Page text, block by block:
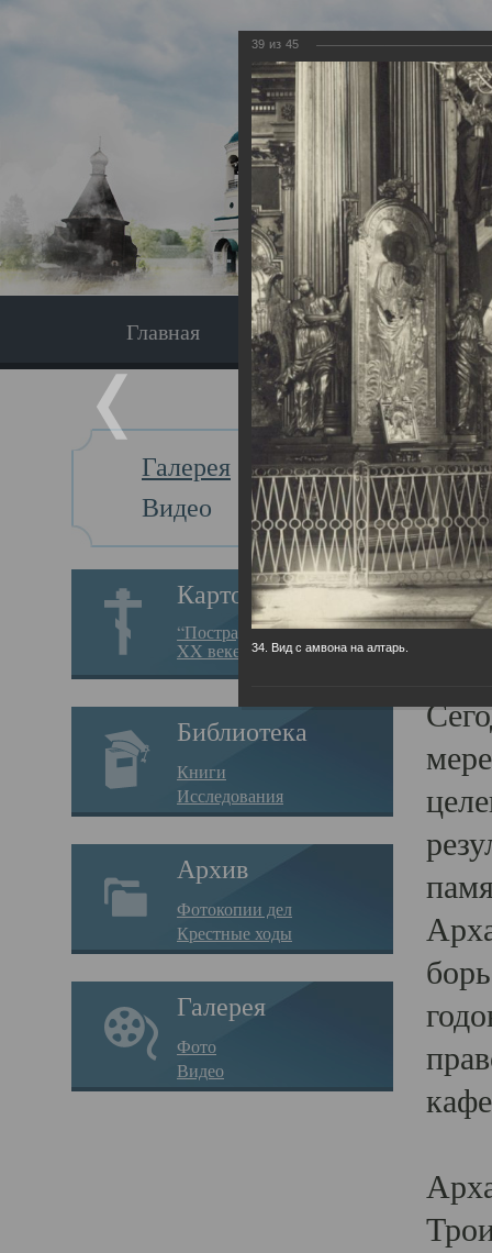
Главная Экскурсия
Галерея
Видео
Картотека
“Пострадавшие за веру в
XX веке на Севере”
Библиотека
Книги
Исследования
Архив
Фотокопии дел
Крестные ходы
Галерея
Фото
Видео
Главная
39 из 45
34. Вид с амвона на алтарь.